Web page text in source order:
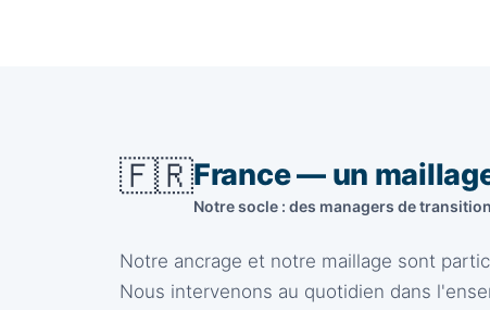
🇫🇷France — un
Notre socle : des managers de
Notre ancrage et notre maillage sont
Nous intervenons au quotidien dans